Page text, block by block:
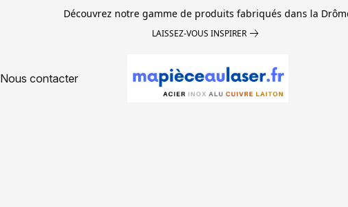
Découvrez notre gamme de produits fabriqués dans la
LAISSEZ-VOUS INSPIRER
Nous contacter